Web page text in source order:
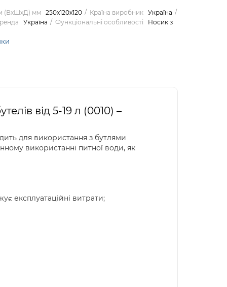
(ВхШхД) мм 250х120x120 Країна виробник
Україна
Україна Функціональні особливоcті Носик з
від 5-19 л (0010) –
для використання з бутлями
використанні питної води, як
експлуатаційні витрати;